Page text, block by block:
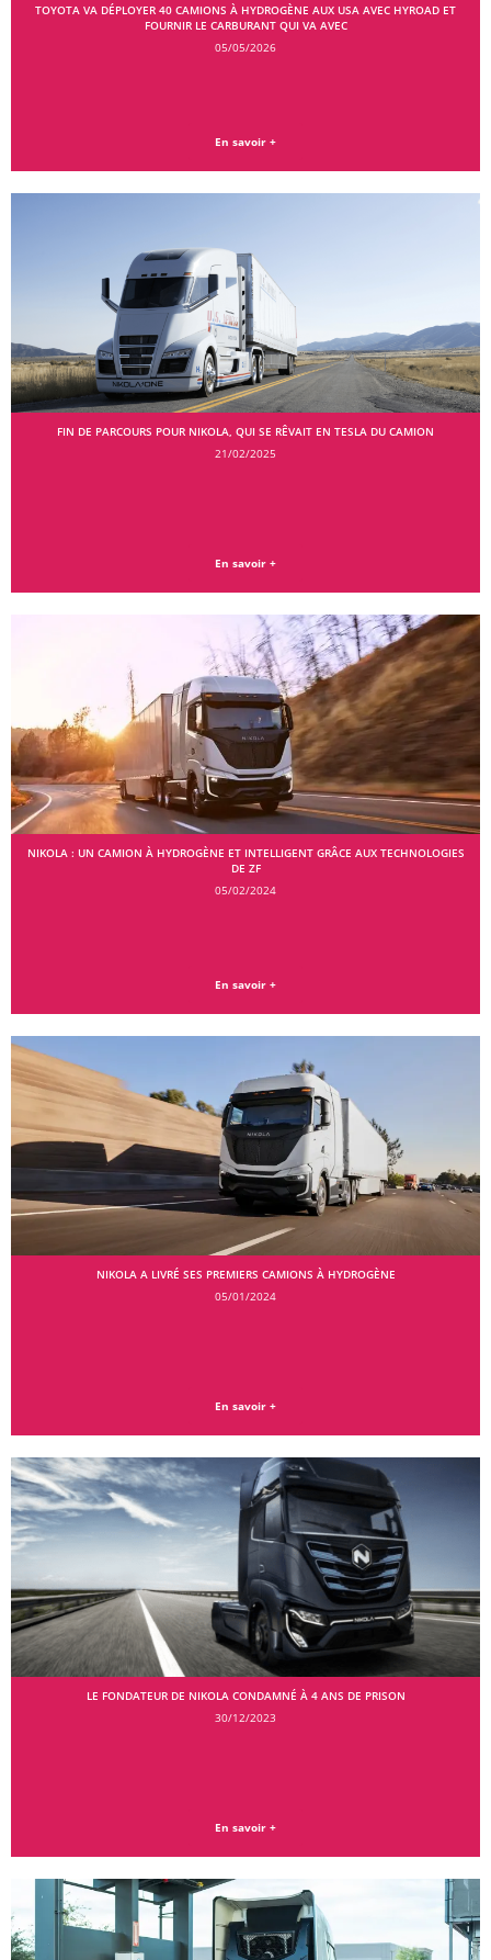
TOYOTA VA DÉPLOYER 40 CAMIONS À HYDROGÈNE AUX USA AVEC HYROAD ET
FOURNIR LE CARBURANT QUI VA AVEC
05/05/2026
En savoir +
FIN DE PARCOURS POUR NIKOLA, QUI SE RÊVAIT EN TESLA DU CAMION
21/02/2025
En savoir +
NIKOLA : UN CAMION À HYDROGÈNE ET INTELLIGENT GRÂCE AUX TECHNOLOGIES
DE ZF
05/02/2024
En savoir +
NIKOLA A LIVRÉ SES PREMIERS CAMIONS À HYDROGÈNE
05/01/2024
En savoir +
LE FONDATEUR DE NIKOLA CONDAMNÉ À 4 ANS DE PRISON
30/12/2023
En savoir +